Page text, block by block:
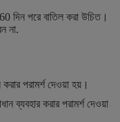
দিন পরে বাতিল করা উচিত।
না.
পরামর্শ দেওয়া হয়।
ব্যবহার করার পরামর্শ দেওয়া